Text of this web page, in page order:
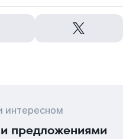
интересном
предложениями